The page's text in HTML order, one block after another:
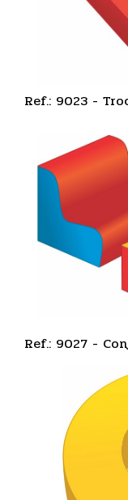
Ref.: 9023 -
Ref.: 9027 -